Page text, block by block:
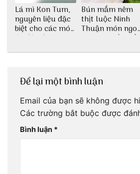
Lá mì Kon Tum,
nguyên liệu đặc
biệt cho các món
ăn độc đáo
Bún mắm nêm
thịt luộc Ninh
Thuận món ngon
dân dã miền biển
Để lại một bình luận
Email của bạn sẽ không được
Các trường bắt buộc được
Bình luận *